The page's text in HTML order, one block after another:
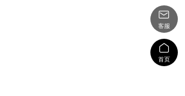

客服

首页